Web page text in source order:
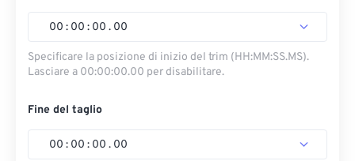
00 : 00 : 00 . 00
Specificare la posizione di inizio del trim (HH:MM:SS.MS).
Lasciare a 00:00:00.00 per disabilitare.
Fine del taglio
00 : 00 : 00 . 00